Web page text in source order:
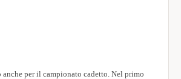
per il campionato cadetto. Nel primo